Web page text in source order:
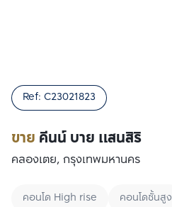
ขาย คีนน์ บาย แสนสิริ
Ref: C23021823
คลองเตย, กรุงเทพมหานคร
คอนโด High rise คอนโดชั้นสูง
เปรียบเทียบ